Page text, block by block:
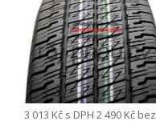
3 013 Kč s DPH 2 490 Kč bez